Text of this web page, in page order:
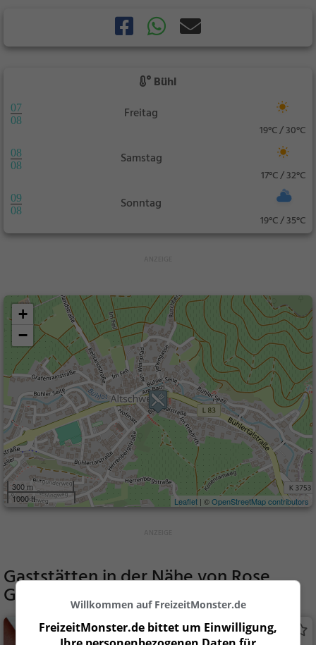
Bühl
07
08
Freitag
19°C / 30°C
08
08
Samstag
17°C / 32°C
09
08
Sonntag
19°C / 35°C
+
−
300 m
1000 ft
Leaflet | ©OpenStreetMap contributors
Gaststätten in der Nähe vonRose
Garden
Eiscafe Venezia
Willkommen auf FreizeitMonster.de
FreizeitMonster.de bittet um Einwilligung,